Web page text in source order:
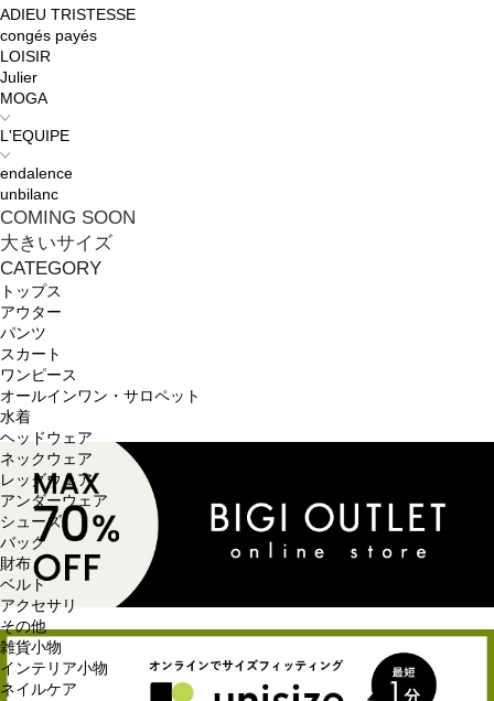
ADIEU TRISTESSE
congés payés
LOISIR
Julier
MOGA
L'EQUIPE
endalence
unbilanc
COMING SOON
大きいサイズ
CATEGORY
トップス
アウター
パンツ
スカート
ワンピース
オールインワン・サロペット
水着
ヘッドウェア
ネックウェア
レッグウェア
アンダーウェア
シューズ
バッグ
財布
ベルト
アクセサリ
その他
雑貨小物
インテリア小物
ネイルケア